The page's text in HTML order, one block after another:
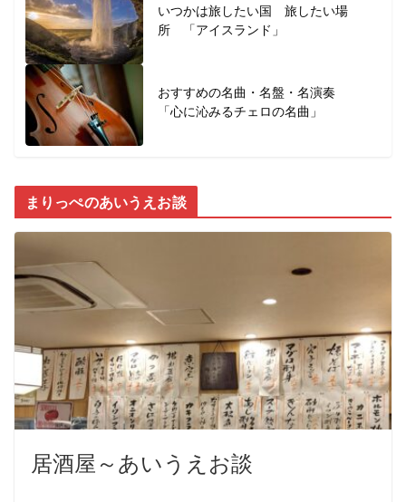
いつかは旅したい国 旅したい場
所 「アイスランド」
おすすめの名曲・名盤・名演奏
「心に沁みるチェロの名曲」
まりっぺのあいうえお談
居酒屋～あいうえお談